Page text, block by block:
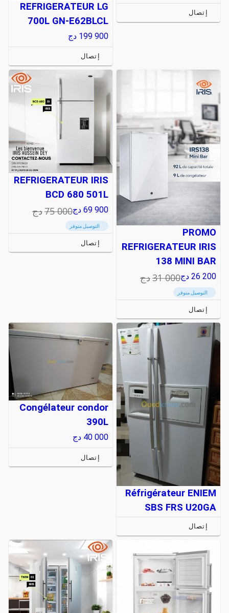
إتصال
REFRIGERATEUR LG
700L GN-E62BLCL
199 900 دج
إتصال
PROMO
REFRIGERATEUR IRIS
138 MINI BAR
26 200 دج31 000دج
التوصيل متوفر
إتصال
REFRIGERATEUR IRIS
BCD 680 501L
69 900 دج75 000دج
التوصيل متوفر
إتصال
Réfrigérateur ENIEM
SBS FRS U20GA
إتصال
Congélateur condor
390L
40 000 دج
إتصال